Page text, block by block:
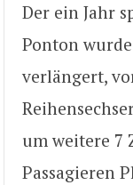
Der ein Jahr
Ponton
verlängert,
um weitere 7
Passagieren